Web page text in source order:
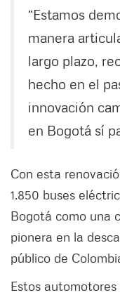
“Estamos
manera
largo plazo,
hecho en el
innovación
en Bogotá sí
Con esta
1.850 buses
Bogotá como una
pionera en la
público de
Estos